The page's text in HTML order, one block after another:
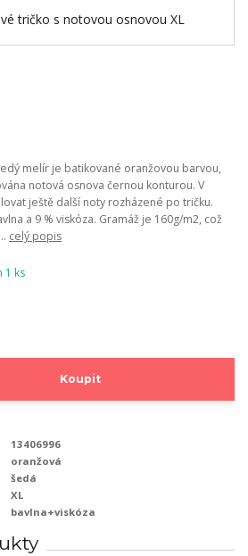
melír je batikované oranžovou barvou,
notová osnova černou konturou. V
ještě další noty rozházené po tričku.
a 9 % viskóza. Gramáž je 160g/m2, což
celý popis
1 ks
Koupit
13406996
oranžová
šedá
XL
bavlna+viskóza